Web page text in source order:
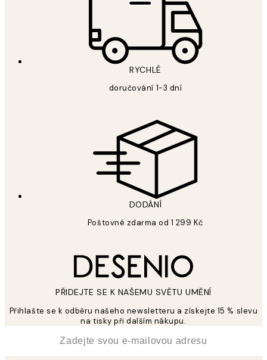
RYCHLÉ
doručování 1-3 dní
DODÁNÍ
Poštovné zdarma od 1 299 Kč
PŘIDEJTE SE K NAŠEMU SVĚTU UMĚNÍ
Přihlašte se k odběru našeho newsletteru a získejte 15 % slevu
na tisky při dalším nákupu.